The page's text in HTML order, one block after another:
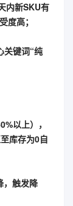
内新SKU有
度高；
关键词“纯
以上），
库存为0自
，触发降